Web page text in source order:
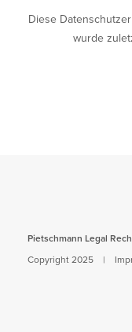
Diese
wurde
Pietschmann Legal
Copyright 2025 |